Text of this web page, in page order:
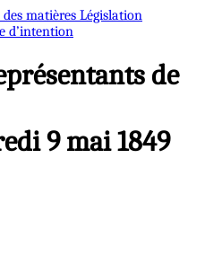
des matières Législation
d’intention
de
9 mai 1849